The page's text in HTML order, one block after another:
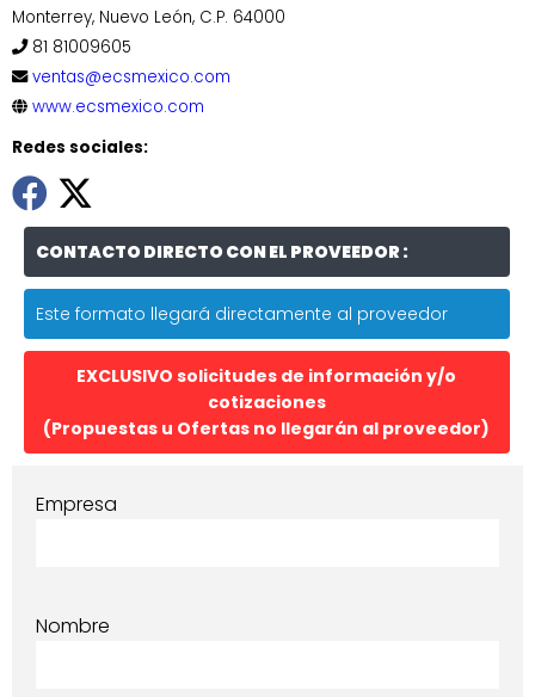
Monterrey, Nuevo León, C.P. 64000
81 81009605
ventas@ecsmexico.com
www.ecsmexico.com
Redes sociales:
CONTACTO DIRECTO CON EL PROVEEDOR :
Este formato llegará directamente al proveedor
EXCLUSIVO solicitudes de información y/o
cotizaciones
(Propuestas u Ofertas no llegarán al proveedor)
Empresa
Nombre